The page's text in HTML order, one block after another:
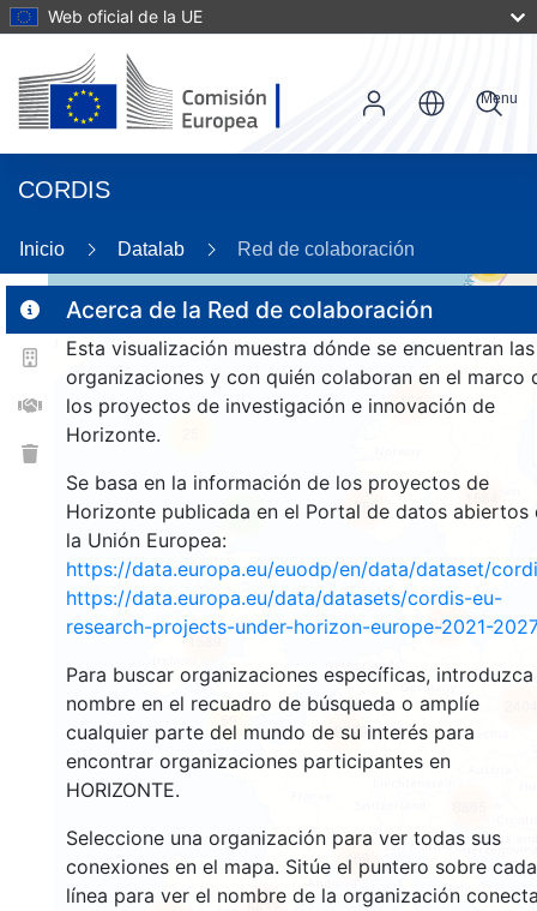
Web oficial de la UE
CORDIS
Menu
Inicio Datalab Red de colaboración
Acerca de la Red de colaboración
Esta visualización muestra dónde se encuentran las
organizaciones y con quién colaboran en el marco
los proyectos de investigación e innovación de
Horizonte.
Se basa en la información de los proyectos de
Horizonte publicada en el Portal de datos abiertos
la Unión Europea:
https://data.europa.eu/euodp/en/data/dataset/
https://data.europa.eu/data/datasets/cordis-eu-
research-projects-under-horizon-europe-2021-2027
Para buscar organizaciones específicas, introduzca
nombre en el recuadro de búsqueda o amplíe
cualquier parte del mundo de su interés para
encontrar organizaciones participantes en
HORIZONTE.
Seleccione una organización para ver todas sus
conexiones en el mapa. Sitúe el puntero sobre cada
línea para ver el nombre de la organización
9
161
256
5837
469
3559
1589
18729
1564